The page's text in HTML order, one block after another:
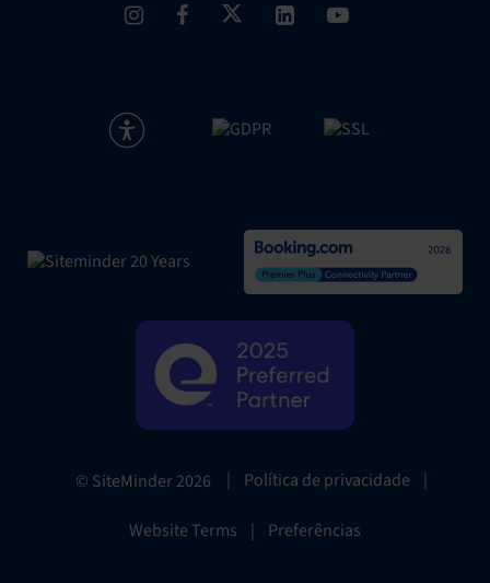
© SiteMinder2026 | Política de privacidade |
Website Terms | Preferências